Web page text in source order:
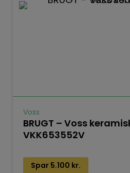
Voss
BRUGT – Voss
VKK653552V
Spar 5.100 kr.